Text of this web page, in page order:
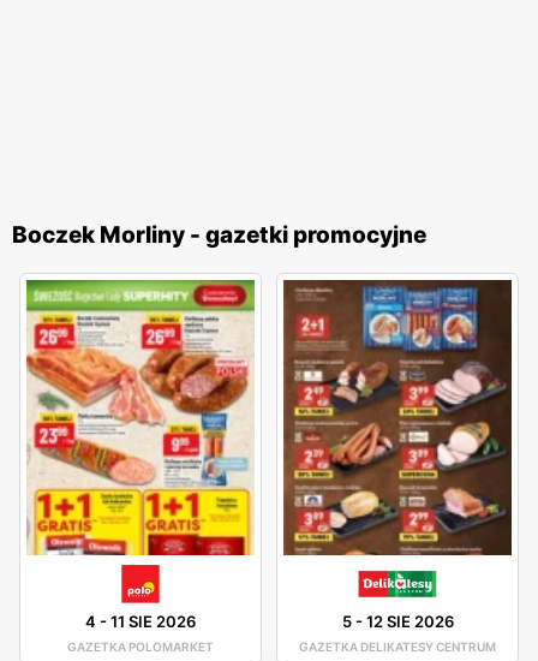
Boczek Morliny - gazetki promocyjne
4 -11 SIE 2026
GAZETKA POLOMARKET
5-12 SIE 2026
GAZETKA DELIKATESY CENTRUM